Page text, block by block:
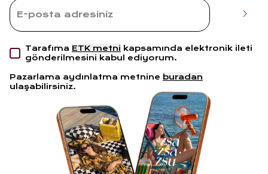
Tarafıma ETK metni kapsamında elektronik ileti
gönderilmesini kabul ediyorum.
Pazarlama aydınlatma metnine buradan
ulaşabilirsiniz.